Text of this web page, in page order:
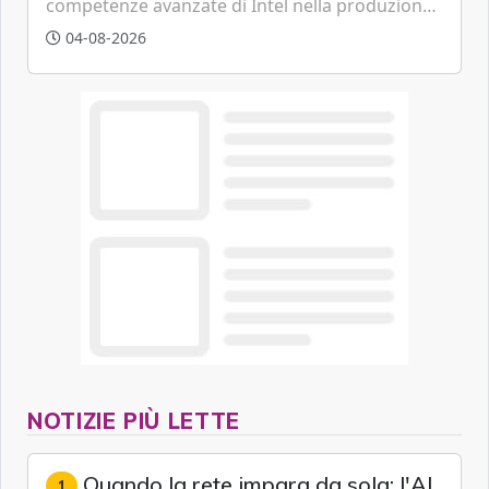
competenze avanzate di Intel nella produzione
di semiconduttori per potenziare la
04-08-2026
NOTIZIE PIÙ LETTE